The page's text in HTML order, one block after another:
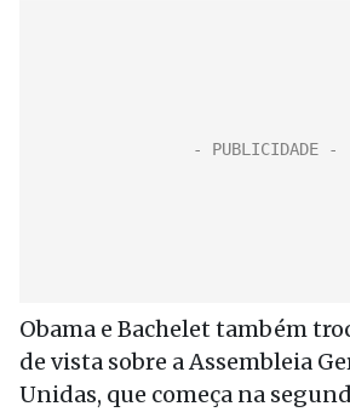
Obama e Bachelet também
de vista sobre a Assembleia
Unidas, que começa na